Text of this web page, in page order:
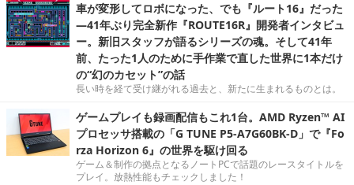
車が変形してロボになった、でも『ルート16』だった
―41年ぶり完全新作『ROUTE16R』開発者インタビュ
ー。新旧スタッフが語るシリーズの魂。そして41年
前、たった1人のために手作業で直した世界に1本だけ
の“幻のカセット”の話
長い時を経て受け継がれる過去と、新たに生まれるものとは。
ゲームプレイも録画配信もこれ1台。AMD Ryzen™ AI
プロセッサ搭載の「G TUNE P5-A7G60BK-D」で『Fo
rza Horizon 6』の世界を駆け回る
ゲーム＆制作の拠点となるノートPCで話題のレースタイトルを
プレイ。放熱性能もチェックしました！